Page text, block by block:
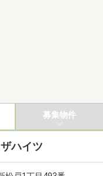
募集物件
ハイツ